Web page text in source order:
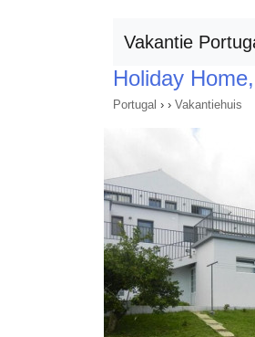
Vakantie
Holiday
Portugal › › Vakantiehuis